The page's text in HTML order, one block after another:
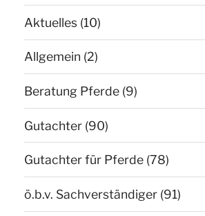
Aktuelles (10)
Allgemein (2)
Beratung Pferde (9)
Gutachter (90)
Gutachter für Pferde (78)
ö.b.v. Sachverständiger (91)